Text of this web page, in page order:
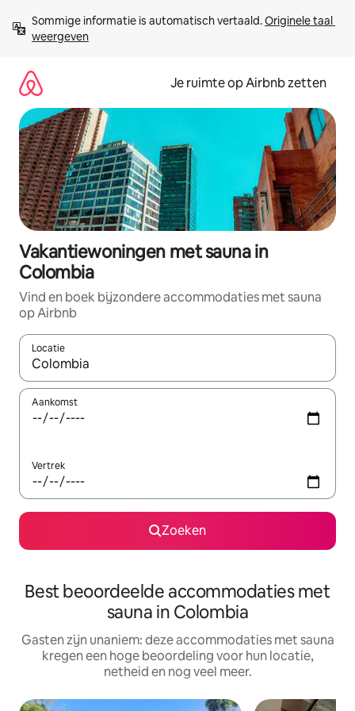
direct
naar
Sommige informatie is automatisch vertaald. Originele taal
weergeven
Je ruimte op Airbnb zetten
Vakantiewoningen met sauna in
Colombia
Vind en boek bijzondere accommodaties met sauna
op Airbnb
Locatie
Wanneer er suggesties beschikbaar zijn, maak je een keuze
Aankomst
Vertrek
Zoeken
Best beoordeelde accommodaties met
sauna in Colombia
Gasten zijn unaniem: deze accommodaties met sauna
kregen een hoge beoordeling voor hun locatie,
netheid en nog veel meer.